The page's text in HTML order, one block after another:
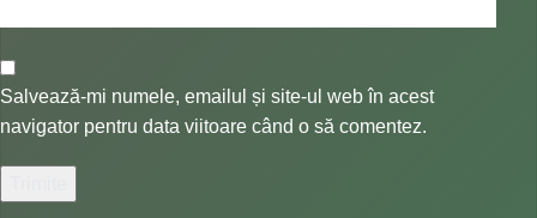
Salvează-mi numele, emailul și site-ul web în acest
navigator pentru data viitoare când o să comentez.